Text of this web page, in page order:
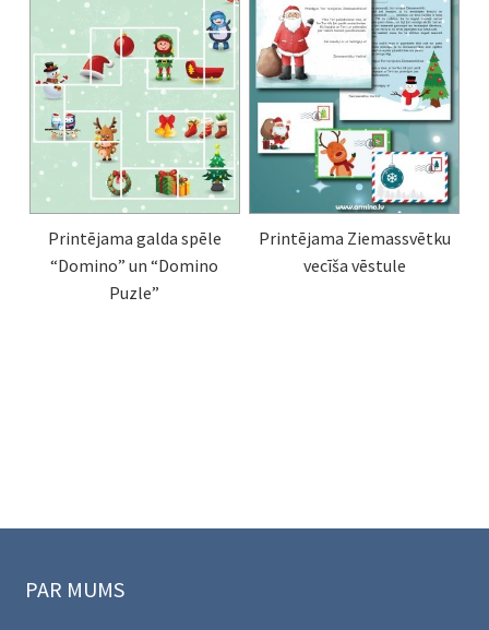
Printējama galda spēle
“Domino” un “Domino
Puzle”
Printējama Ziemassvētku
vecīša vēstule
PAR MUMS